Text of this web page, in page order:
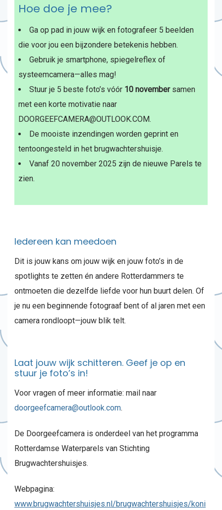
Hoe doe je mee?
Ga op pad in jouw wijk en fotografeer 5 beelden
die voor jou een bijzondere betekenis hebben.
Gebruik je smartphone, spiegelreflex of
systeemcamera—alles mag!
Stuur je 5 beste foto’s vóór 10 novembersamen
met een korte motivatie naar
DOORGEEFCAMERA@OUTLOOK.COM.
De mooiste inzendingen worden geprint en
tentoongesteld in het brugwachtershuisje.
Vanaf 20 november 2025 zijn de nieuwe Parels te
zien.
Iedereen kan meedoen
Dit is jouw kans om jouw wijk en jouw foto’s in de
spotlights te zetten én andere Rotterdammers te
ontmoeten die dezelfde liefde voor hun buurt delen. Of
je nu een beginnende fotograaf bent of al jaren met een
camera rondloopt—jouw blik telt.
Laat jouw wijk schitteren. Geef je op en
stuur je foto’s in!
Voor vragen of meer informatie: mail naar
doorgeefcamera@outlook.com.
De Doorgeefcamera is onderdeel van het programma
Rotterdamse Waterparels van Stichting
Brugwachtershuisjes.
Webpagina:
www.brugwachtershuisjes.nl/brugwachtershuisjes/koni